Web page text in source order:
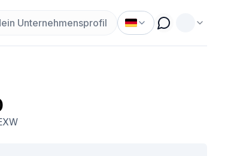
Unternehmensprofil